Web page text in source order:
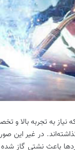
به تجربه بالا و
در غیر این
باعث نشتی گاز